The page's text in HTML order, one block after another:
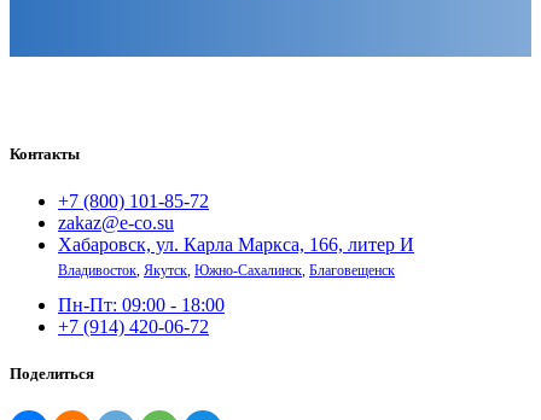
Контакты
+7 (800) 101-85-72
zakaz@e-co.su
Хабаровск, ул. Карла Маркса, 166, литер И
Владивосток Якутск Южно-Сахалинск Благовещенск
Пн-Пт: 09:00 - 18:00
+7 (914) 420-06-72
Поделиться